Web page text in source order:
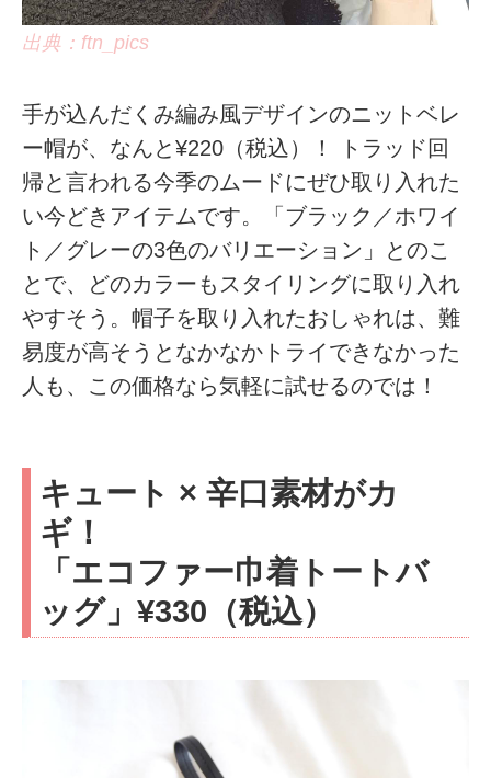
出典：ftn_pics
手が込んだくみ編み風デザインのニットベレ
ー帽が、なんと¥220（税込）！ トラッド回
帰と言われる今季のムードにぜひ取り入れた
い今どきアイテムです。「ブラック／ホワイ
ト／グレーの3色のバリエーション」とのこ
とで、どのカラーもスタイリングに取り入れ
やすそう。帽子を取り入れたおしゃれは、難
易度が高そうとなかなかトライできなかった
人も、この価格なら気軽に試せるのでは！
キュート × 辛口素材がカ
ギ！
「エコファー巾着トートバ
ッグ」¥330（税込）